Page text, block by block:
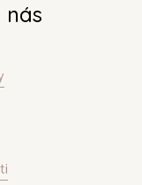
nás